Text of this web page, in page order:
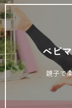
ベビ
親子で